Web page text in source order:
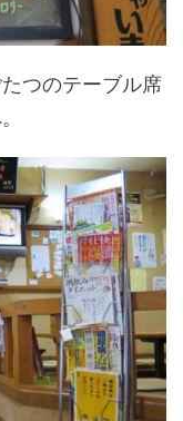
つのテーブル席